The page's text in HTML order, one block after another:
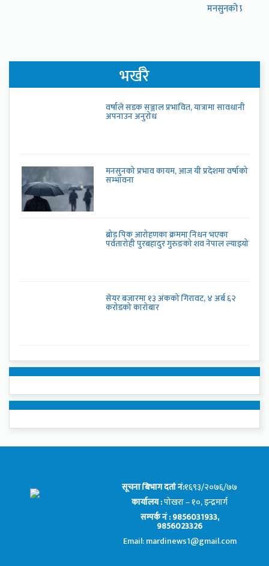
मनसुनको प्रभाव
भर्खरै
वर्षाले सडक सञ्जाल प्रभावित, यात्रामा सावधानी
अपनाउन अनुरोध
मनसुनको प्रभाव कायम, आज यी प्रदेशमा वर्षाको
सम्भावना
ब्रोड पिक आरोहणका क्रममा निधन भएका
पर्वतारोही पुरबहादुर गुरुङको शव नेपाल ल्याइयो
सेयर बजारमा १३ अंकको गिरावट, ४ अर्ब ६२
करोडको कारोबार
सूचना बिभाग दर्ता नं:१६९३/२०७६/७७
कार्यालय :पोखरा – १०, इन्द्रमार्ग
सम्पर्क नं : 9856031933,
9856023326
Email: mardinews1@gmail.com